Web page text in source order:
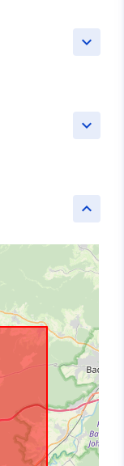
keyboard_arrow_down
keyboard_arrow_down
keyboard_arrow_up